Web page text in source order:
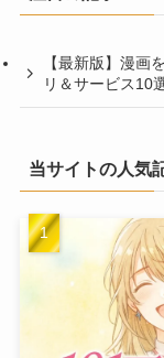
【最新版】漫画
リ＆サービス10
当サイトの人気